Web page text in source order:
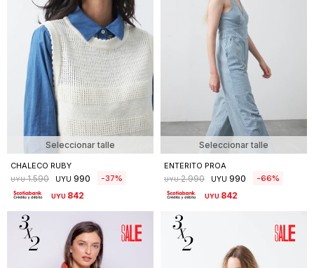
Seleccionar talle
CHALECO RUBY
UYU 1.590 UYU 990 37
UYU 842
Seleccionar talle
ENTERITO PROA
UYU 2.990 UYU 990 66
UYU 842